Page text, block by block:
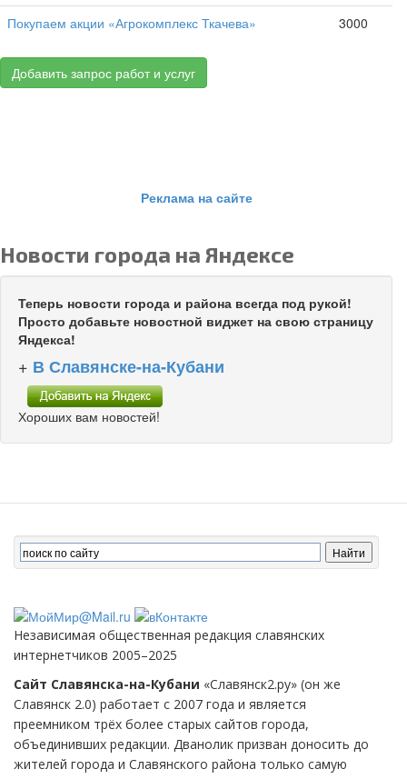
Покупаем акции «Агрокомплекс Ткачева»
3000
Добавить запрос работ и услуг
Реклама на сайте
Новости города на Яндексе
Теперь новости города и района всегда под рукой!
Просто добавьте новостной виджет на свою страницу
Яндекса!
+ В Славянске-на-Кубани
Хороших вам новостей!
Независимая общественная редакция славянских
интернетчиков 2005–2025
Сайт Славянска-на-Кубани «Славянск2.ру» (он же
Славянск 2.0) работает с 2007 года и является
преемником трёх более старых сайтов города,
объединивших редакции. Дванолик призван доносить до
жителей города и Славянского района только самую